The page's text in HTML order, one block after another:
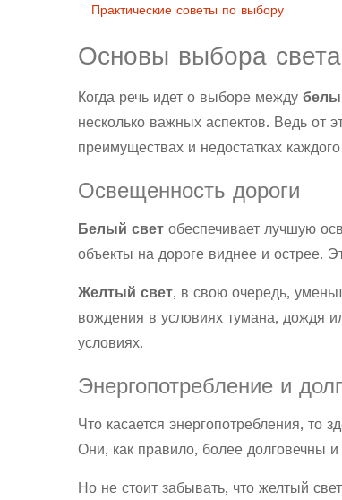
Практические советы по выбору
Основы выбора света
Когда речь идет о выборе между
несколько важных аспектов. Ведь от
преимуществах и недостатках
Освещенность дороги
Белый свет обеспечивает лучшую
объекты на дороге виднее и острее.
Желтый свет, в свою очередь,
вождения в условиях тумана, дождя
условиях.
Энергопотребление и
Что касается энергопотребления, то
Они, как правило, более долговечны
Но не стоит забывать, что желтый